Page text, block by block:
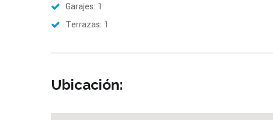
Garajes: 1
Terrazas: 1
Ubicación: